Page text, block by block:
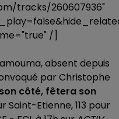
tracks/260607936"
/]
absent depuis
par Christophe
côté, fêtera son
Saint-Etienne, 113 pour